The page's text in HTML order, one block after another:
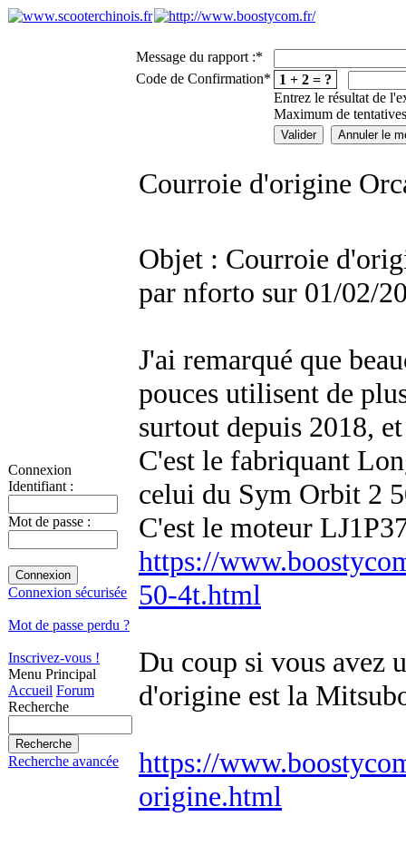
Connexion
Identifiant :
Mot de passe :
Connexion sécurisée
Mot de passe perdu ?
Inscrivez-vous !
Menu Principal
Accueil Forum
Recherche
Recherche avancée
Message du rapport :*
Code de Confirmation*
1 + 2 = ?
Entrez le résultat de
Maximum de
Courroie d'origine
Objet : Courroie
par nforto sur 01/02/
J'ai remarqué que
pouces utilisent de
surtout depuis 2018,
C'est le fabriquant
celui du Sym Orbit 2
C'est le moteur
https://
50-4t.html
Du coup si vous avez
d'origine est la
https://
origine.html